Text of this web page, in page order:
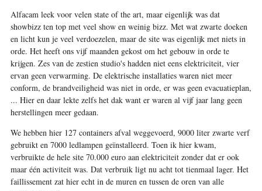
Alfacam leek voor velen state of the art, maar eigenlijk was dat
showbizz ten top met veel show en weinig bizz. Met wat zwarte doeken
en licht kun je veel verdoezelen, maar de site was eigenlijk met niets in
orde. Het heeft ons vijf maanden gekost om het gebouw in orde te
krijgen. Zes van de zestien studio's hadden niet eens elektriciteit, vier
ervan geen verwarming. De elektrische installaties waren niet meer
conform, de brandveiligheid was niet in orde, er was geen evacuatieplan,
... Hier en daar lekte zelfs het dak want er waren al vijf jaar lang geen
herstellingen meer gedaan.
We hebben hier 127 containers afval weggevoerd, 9000 liter zwarte verf
gebruikt en 7000 ledlampen geïnstalleerd. Toen ik hier kwam,
verbruikte de hele site 70.000 euro aan elektriciteit zonder dat er ook
maar één activiteit was. Dat verbruik ligt nu acht tot tienmaal lager. Het
faillissement zat hier echt in de muren en tussen de oren van alle